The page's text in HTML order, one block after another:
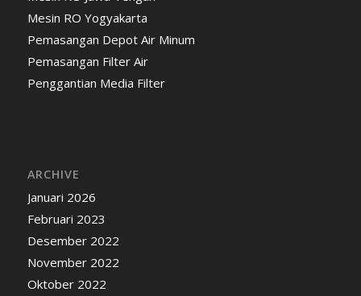
Mesin RO Yogyakarta
Pemasangan Depot Air Minum
Pemasangan Filter Air
Penggantian Media Filter
ARCHIVE
Januari 2026
Februari 2023
Desember 2022
November 2022
Oktober 2022